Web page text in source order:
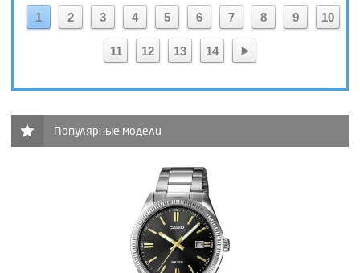
1 2 3 4 5 6 7 8 9 10
11 12 13 14
Популярные модели